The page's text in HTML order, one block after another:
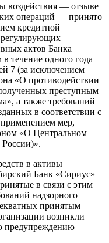
воздействия — отзыве
операций — принято
кредитной
регулирующих
актов Банка
течение одного года
7 (за исключением
«O противодействии
преступным
а также требований
в соответствии с
мер,
«O Центральном
в активы
Банк «Сириус»
в связи с этим
надзорного
принятым
возникли
предупреждению